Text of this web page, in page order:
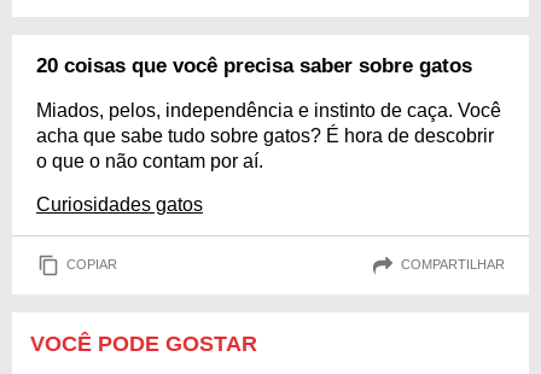
20 coisas que você precisa saber sobre gatos
Miados, pelos, independência e instinto de caça. Você
acha que sabe tudo sobre gatos? É hora de descobrir
o que o não contam por aí.
Curiosidades gatos
COPIAR COMPARTILHAR
VOCÊ PODE GOSTAR